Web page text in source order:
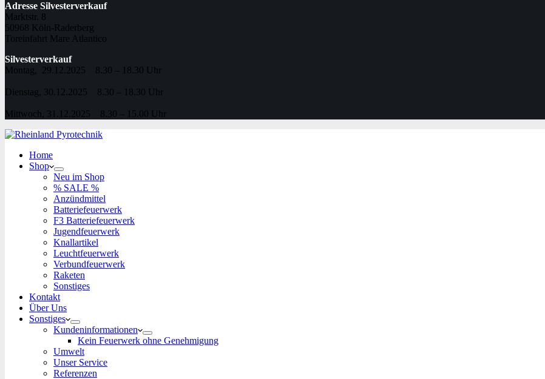
Adresse Silvesterverkauf
Marktstr. 8
50968 Köln-Raderberg
Toreinfahrt Mare Atlantico
Silvesterverkauf
Montag, 29.12.2025 8.30 – 18.30 Uhr
Dienstag, 30.12.2025 8.30 – 18.30 Uhr
Mittwoch, 31.12.2025 8.30 – 15.00 Uhr
Home
Shop
Neu im Shop
% SALE %
Anzündmittel
Batteriefeuerwerk
F3 Batteriefeuerwerk
Jugendfeuerwerk​
Knallartikel
Leuchtfeuerwerk​
Verbundfeuerwerk
Raketen
Sonstiges
Kontakt
Über Uns
Sonstiges
Kundeninformationen
Kein Feuerwerk ohne Genehmigung
Umwelt
Unser Service
Referenzen